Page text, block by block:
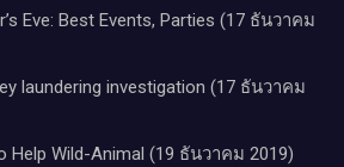
Eve: Best Events, Parties (17 ธันวาคม
laundering investigation (17 ธันวาคม
Help Wild-Animal (19 ธันวาคม 2019)